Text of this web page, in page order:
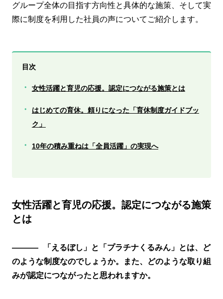
グループ全体の目指す方向性と具体的な施策、そして実
際に制度を利用した社員の声についてご紹介します。
目次
・ 女性活躍と育児の応援。認定につながる施策とは
・
はじめての育休。頼りになった「育休制度ガイドブッ
ク」
・ 10年の積み重ねは「全員活躍」の実現へ
女性活躍と育児の応援。認定につながる施策
とは
「えるぼし」と「プラチナくるみん」とは、ど
のような制度なのでしょうか。また、どのような取り組
みが認定につながったと思われますか。